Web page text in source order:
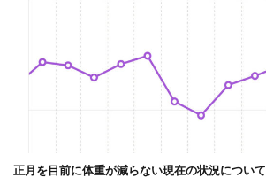
正月を目前に体重が減らない現在の状況について